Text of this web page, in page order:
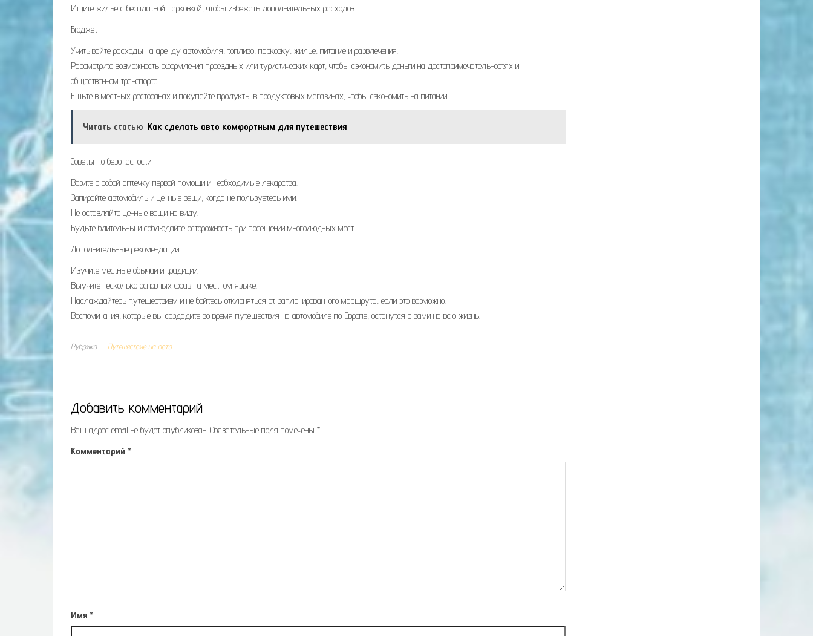
Ищите жилье с бесплатной парковкой, чтобы избежать дополнительных расходов.
Бюджет
Учитывайте расходы на аренду автомобиля, топливо, парковку, жилье, питание и развлечения.
Рассмотрите возможность оформления проездных или туристических карт, чтобы сэкономить деньги на достопримечательностях и
общественном транспорте.
Ешьте в местных ресторанах и покупайте продукты в продуктовых магазинах, чтобы сэкономить на питании.
Читать статью Как сделать авто комфортным для путешествия
Советы по безопасности
Возите с собой аптечку первой помощи и необходимые лекарства.
Запирайте автомобиль и ценные вещи, когда не пользуетесь ими.
Не оставляйте ценные вещи на виду.
Будьте бдительны и соблюдайте осторожность при посещении многолюдных мест.
Дополнительные рекомендации
Изучите местные обычаи и традиции.
Выучите несколько основных фраз на местном языке.
Наслаждайтесь путешествием и не бойтесь отклоняться от запланированного маршрута, если это возможно.
Воспоминания, которые вы создадите во время путешествия на автомобиле по Европе, останутся с вами на всю жизнь.
Рубрика Путешествие на авто
Добавить комментарий
Ваш адрес email не будет опубликован. Обязательные поля помечены *
Комментарий *
Имя *